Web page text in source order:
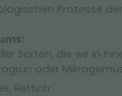
Prozesse
Sorten, die wir in
oder
Rettich